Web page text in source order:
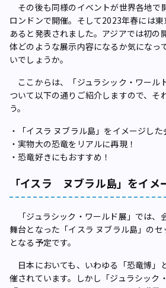
その後も同様のイベントが世界各地で
ロンドンで開催。そして2023年春には
あると発表されました。アジアでは初の
体どのような展示内容になるか気になっ
いでしょうか。
ここからは、「ジュラシック・ワール
ついて以下の通りご紹介しますので、そ
う。
・「イスラ ヌブラル島」をイメージした
・実物大の恐竜をリアルに再現！
・恐竜好きにもおすすめ！
「イスラ ヌブラル島」をイメ
「ジュラシック・ワールド展」では、
舞台となった「イスラ ヌブラル島」の
となる予定です。
日本においても、いわゆる「恐竜博」
催されています。しかし「ジュラシック